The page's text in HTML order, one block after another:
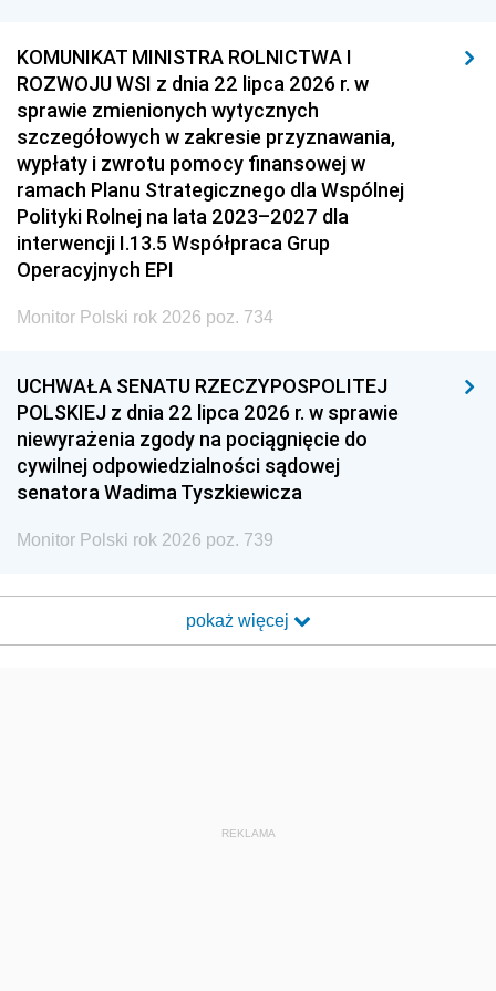
KOMUNIKAT MINISTRA ROLNICTWA I
ROZWOJU WSI z dnia 22 lipca 2026 r. w
sprawie zmienionych wytycznych
szczegółowych w zakresie przyznawania,
wypłaty i zwrotu pomocy finansowej w
ramach Planu Strategicznego dla Wspólnej
Polityki Rolnej na lata 2023–2027 dla
interwencji I.13.5 Współpraca Grup
Operacyjnych EPI
Monitor Polski rok 2026 poz. 734
UCHWAŁA SENATU RZECZYPOSPOLITEJ
POLSKIEJ z dnia 22 lipca 2026 r. w sprawie
niewyrażenia zgody na pociągnięcie do
cywilnej odpowiedzialności sądowej
senatora Wadima Tyszkiewicza
Monitor Polski rok 2026 poz. 739
pokaż więcej
REKLAMA